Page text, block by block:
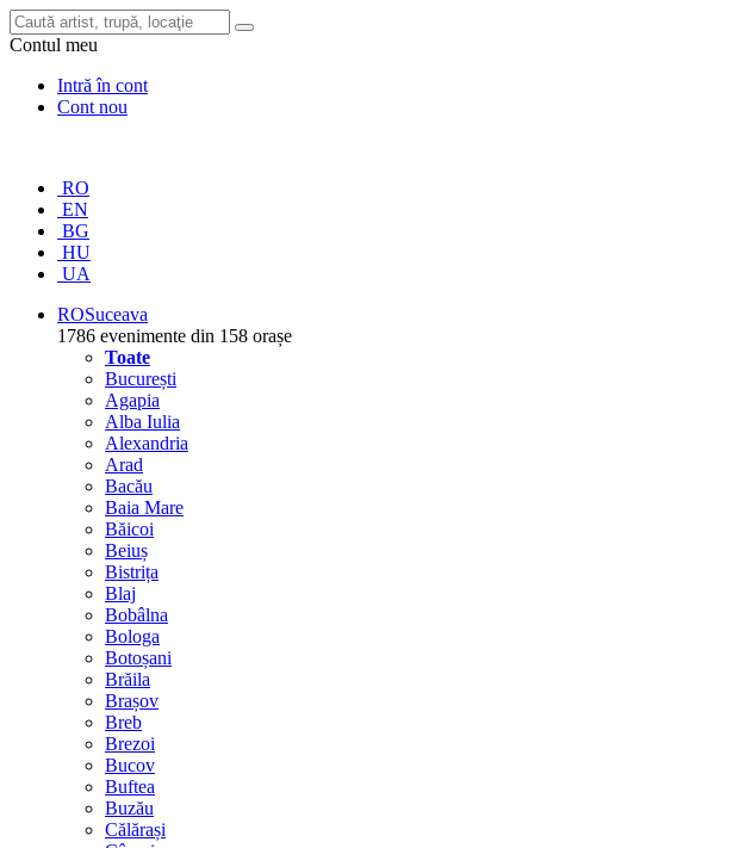
Contul meu
Intră în cont
Cont nou
RO
EN
BG
HU
UA
ROSuceava
1786 evenimente din 158 orașe
Toate
București
Agapia
Alba Iulia
Alexandria
Arad
Bacău
Baia Mare
Băicoi
Beiuș
Bistrița
Blaj
Bobâlna
Bologa
Botoșani
Brăila
Brașov
Breb
Brezoi
Bucov
Buftea
Buzău
Călărași